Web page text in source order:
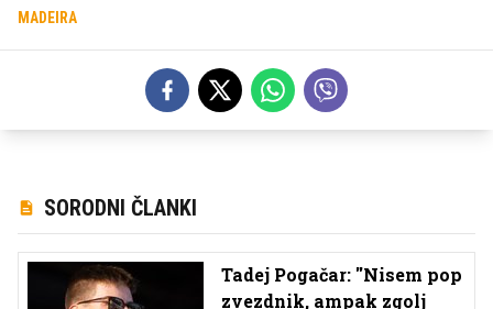
MADEIRA
SORODNI ČLANKI
Tadej Pogačar: ''Nisem pop
zvezdnik, ampak zgolj